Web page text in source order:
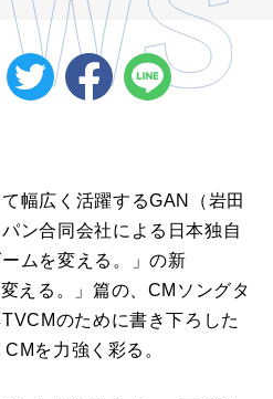
幅広く活躍するGAN（岩田
ン合同会社による日本独自
ムを変える。」の新
える。」篇の、CMソングタ
のために書き下ろした
を力強く彩る。